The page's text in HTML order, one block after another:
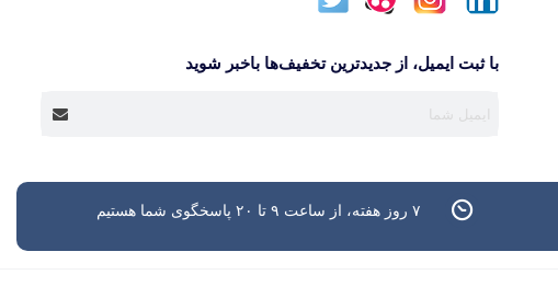
با ثبت ایمیل، از جدید‌ترین تخفیف‌ها با‌خبر شوید
۷ روز هفته، از ساعت ۹ تا ۲۰ پاسخگوی شما هستیم